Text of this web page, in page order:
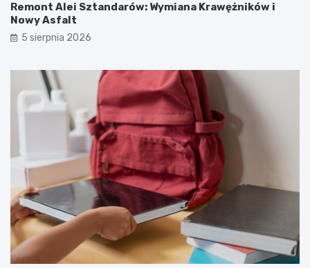
Remont Alei Sztandarów: Wymiana Krawężników i
Nowy Asfalt
5 sierpnia 2026